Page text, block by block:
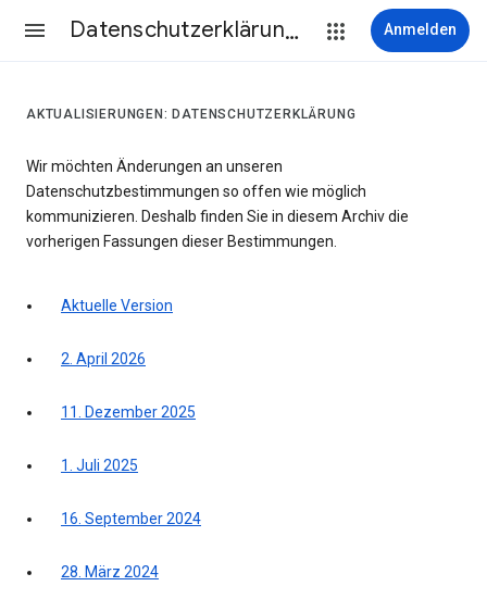
Datenschutzerklärung & Nutzungsbedingungen Anmelden
AKTUALISIERUNGEN: DATENSCHUTZERKLÄRUNG
Wir möchten Änderungen an unseren
Datenschutzbestimmungen so offen wie möglich
kommunizieren. Deshalb finden Sie in diesem Archiv die
vorherigen Fassungen dieser Bestimmungen.
Aktuelle Version
2. April 2026
11. Dezember 2025
1. Juli 2025
16. September 2024
28. März 2024